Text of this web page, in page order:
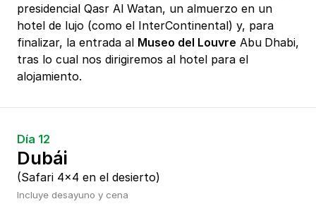
presidencial Qasr Al Watan, un almuerzo en un
hotel de lujo (como el InterContinental) y, para
finalizar, la entrada al Museo del Louvre Abu Dhabi,
tras lo cual nos dirigiremos al hotel para el
alojamiento.
Día 12
Dubái
(Safari 4x4 en el desierto)
Incluye desayuno y cena